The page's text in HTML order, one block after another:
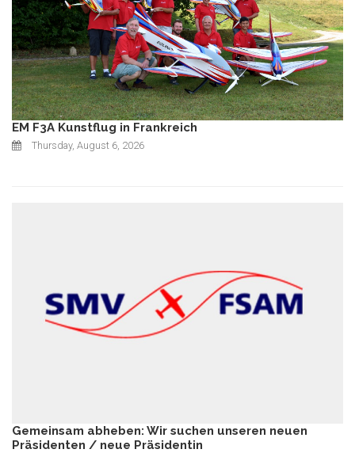
EM F3A Kunstflug in Frankreich
Thursday, August 6, 2026
Gemeinsam abheben: Wir suchen unseren neuen
Präsidenten / neue Präsidentin